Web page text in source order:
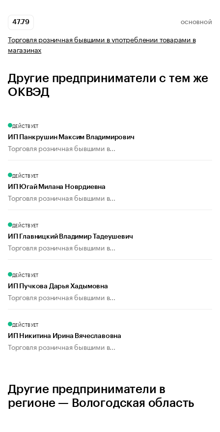
47.79 ОСНОВНОЙ
Торговля розничная бывшими в употреблении товарами в
магазинах
Другие предприниматели с тем же
ОКВЭД
ДЕЙСТВУЕТ
ИП Панкрушин Максим Владимирович
Торговля розничная бывшими в...
ДЕЙСТВУЕТ
ИП Югай Милана Новрдиевна
Торговля розничная бывшими в...
ДЕЙСТВУЕТ
ИП Главницкий Владимир Тадеушевич
Торговля розничная бывшими в...
ДЕЙСТВУЕТ
ИП Пучкова Дарья Хадымовна
Торговля розничная бывшими в...
ДЕЙСТВУЕТ
ИП Никитина Ирина Вячеславовна
Торговля розничная бывшими в...
Другие предприниматели в
регионе — Вологодская область